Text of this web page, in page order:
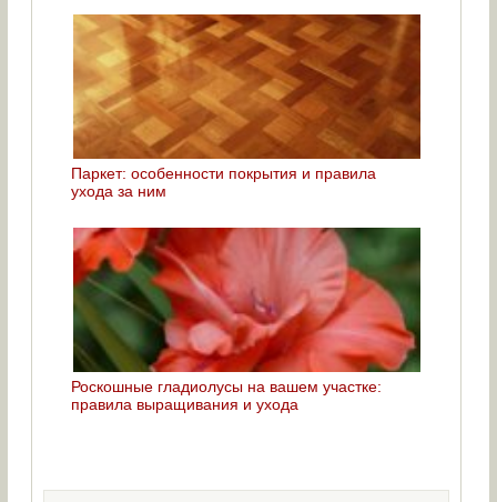
Паркет: особенности покрытия и правила
ухода за ним
Роскошные гладиолусы на вашем участке:
правила выращивания и ухода